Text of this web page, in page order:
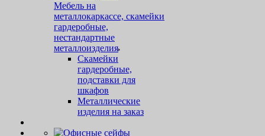
Мебель на
металлокаркассе, скамейки
гардеробные,
нестандартные
металлоизделия
Скамейки
гардеробные,
подставки для
шкафов
Металлические
изделия на заказ